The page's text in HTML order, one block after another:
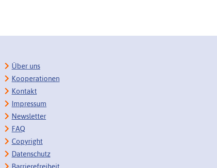
Über uns
Kooperationen
Kontakt
Impressum
Newsletter
FAQ
Copyright
Datenschutz
Barrierefreiheit